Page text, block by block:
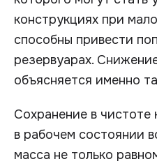
конструкциях при
способны привести
резервуарах.
объясняется именно
Сохранение в
в рабочем состоянии
масса не только